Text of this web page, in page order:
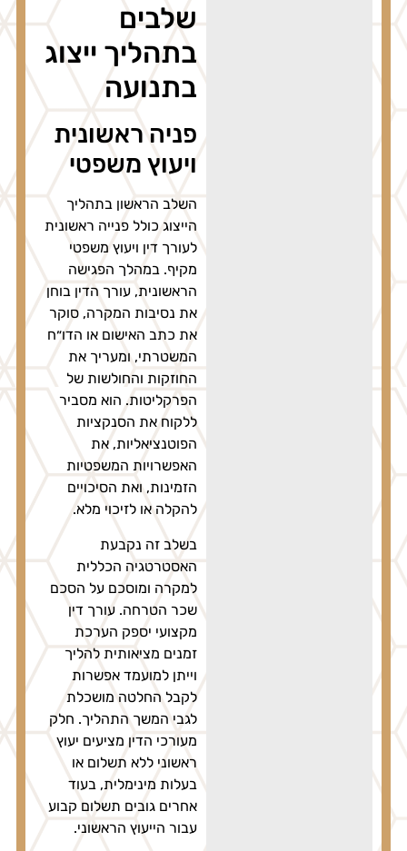
שלבים
בתהליך ייצוג
בתנועה
פניה ראשונית
ויעוץ משפטי
השלב הראשון בתהליך
הייצוג כולל פנייה ראשונית
לעורך דין ויעוץ משפטי
מקיף. במהלך הפגישה
הראשונית, עורך הדין בוחן
את נסיבות המקרה, סוקר
את כתב האישום או הדו״ח
המשטרתי, ומעריך את
החוזקות והחולשות של
הפרקליטות. הוא מסביר
ללקוח את הסנקציות
הפוטנציאליות, את
האפשרויות המשפטיות
הזמינות, ואת הסיכויים
להקלה או לזיכוי מלא.
בשלב זה נקבעת
האסטרטגיה הכללית
למקרה ומוסכם על הסכם
שכר הטרחה. עורך דין
מקצועי יספק הערכת
זמנים מציאותית להליך
וייתן למועמד אפשרות
לקבל החלטה מושכלת
לגבי המשך התהליך. חלק
מעורכי הדין מציעים יעוץ
ראשוני ללא תשלום או
בעלות מינימלית, בעוד
אחרים גובים תשלום קבוע
עבור הייעוץ הראשוני.